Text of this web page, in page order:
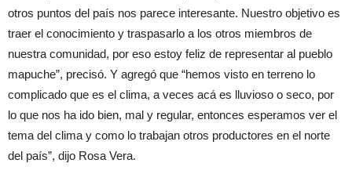
otros puntos del país nos parece interesante. Nuestro objetivo es
traer el conocimiento y traspasarlo a los otros miembros de
nuestra comunidad, por eso estoy feliz de representar al pueblo
mapuche”, precisó. Y agregó que “hemos visto en terreno lo
complicado que es el clima, a veces acá es lluvioso o seco, por
lo que nos ha ido bien, mal y regular, entonces esperamos ver el
tema del clima y como lo trabajan otros productores en el norte
del país”, dijo Rosa Vera.